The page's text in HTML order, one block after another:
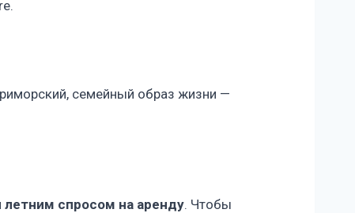
семейный образ жизни —
летним спросом на аренду. Чтобы